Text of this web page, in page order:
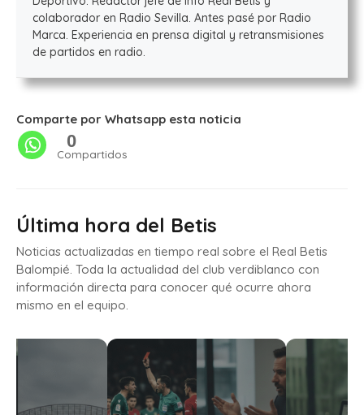
colaborador en Radio Sevilla. Antes pasé por Radio
Marca. Experiencia en prensa digital y retransmisiones
de partidos en radio.
Comparte por Whatsapp esta noticia
0
Compartidos
Última hora del Betis
Noticias actualizadas en tiempo real sobre el Real Betis
Balompié. Toda la actualidad del club verdiblanco con
información directa para conocer qué ocurre ahora
mismo en el equipo.